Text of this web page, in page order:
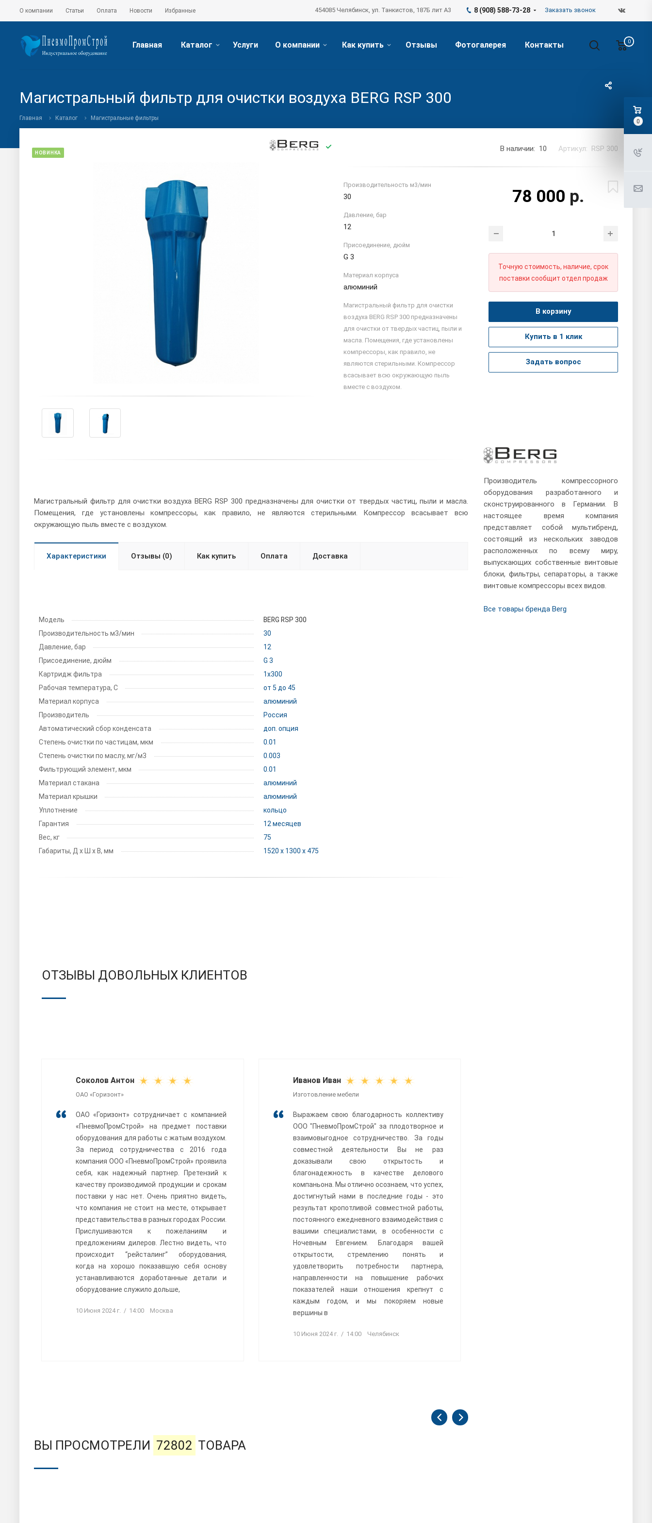
О компании Статьи Оплата Новости Избранные 8 (908) 588-73-28 Заказать звонок
454085 Челябинск, ул. Танкистов, 187Б лит А3
0
Главная Каталог Услуги О компании Как купить Отзывы Фотогалерея Контакты
Магистральный фильтр для очистки воздуха BERG RSP 300
Главная Каталог Магистральные фильтры
НОВИНКА В наличии: 10 Артикул: RSP 300
Производитель­ность м3/мин
30
Давление, бар
12
Присоединение, дюйм
G 3
Материал корпуса
алюминий
Магистральный фильтр для очистки
воздуха BERG RSP 300 предназначены
для очистки от твердых частиц, пыли и
масла. Помещения, где установлены
компрессоры, как правило, не
являются стерильными. Компрессор
всасывает всю окружающую пыль
вместе с воздухом.
78 000 р.
Точную стоимость, наличие, срок
поставки сообщит отдел продаж
В корзину
Купить в 1 клик
Задать вопрос
Магистральный фильтр для очистки воздуха BERG RSP 300 предназначены для очистки от твердых частиц, пыли и масла.
Помещения, где установлены компрессоры, как правило, не являются стерильными. Компрессор всасывает всю
окружающую пыль вместе с воздухом.
Характеристики Отзывы (0) Как купить Оплата Доставка
Модель
BERG RSP 300
Производитель­ность м3/мин
30
Давление, бар
12
Присоединение, дюйм
G 3
Картридж фильтра
1x300
Рабочая температура, С
от 5 до 45
Материал корпуса
алюминий
Производитель
Россия
Автоматический сбор конденсата
доп. опция
Степень очистки по частицам, мкм
0.01
Степень очистки по маслу, мг/м3
0.003
Фильтрующий элемент, мкм
0.01
Материал стакана
алюминий
Материал крышки
алюминий
Уплотнение
кольцо
Гарантия
12 месяцев
Вес, кг
75
Габариты, Д х Ш х В, мм
1520 x 1300 x 475
ОТЗЫВЫ ДОВОЛЬНЫХ КЛИЕНТОВ
Соколов Антон
ОАО «Горизонт»
ОАО «Горизонт» сотрудничает с компанией
«ПневмоПромСтрой» на предмет поставки
оборудования для работы с жатым воздухом.
За период сотрудничества с 2016 года
компания ООО «ПневмоПромСтрой» проявила
себя, как надежный партнер. Претензий к
качеству производимой продукции и срокам
поставки у нас нет. Очень приятно видеть,
что компания не стоит на месте, открывает
представительства в разных городах России.
Прислушиваются к пожеланиям и
предложениям дилеров. Лестно видеть, что
происходит “рейсталинг” оборудования,
когда на хорошо показавшую себя основу
устанавливаются доработанные детали и
оборудование служило дольше,
10 Июня 2024 г. / 14:00 Москва
Иванов Иван
Изготовление мебели
Выражаем свою благодарность коллективу
ООО "ПневмоПромСтрой" за плодотворное и
взаимовыгодное сотрудничество. За годы
совместной деятельности Вы не раз
доказывали свою открытость и
благонадежность в качестве делового
компаньона. Мы отлично осознаем, что успех,
достигнутый нами в последние годы - это
результат кропотливой совместной работы,
постоянного ежедневного взаимодействия с
вашими специалистами, в особенности с
Ночевным Евгением. Благодаря вашей
открытости, стремлению понять и
удовлетворить потребности партнера,
направленности на повышение рабочих
показателей наши отношения крепнут с
каждым годом, и мы покоряем новые
вершины в
10 Июня 2024 г. / 14:00 Челябинск
ВЫ ПРОСМОТРЕЛИ 72802 ТОВАРА
Производитель компрессорного
оборудования разработанного и
сконструированного в Германии. В
настоящее время компания
представляет собой мультибренд,
состоящий из нескольких заводов
расположенных по всему миру,
выпускающих собственные винтовые
блоки, фильтры, сепараторы, а также
винтовые компрессоры всех видов.
Все товары бренда Berg
0